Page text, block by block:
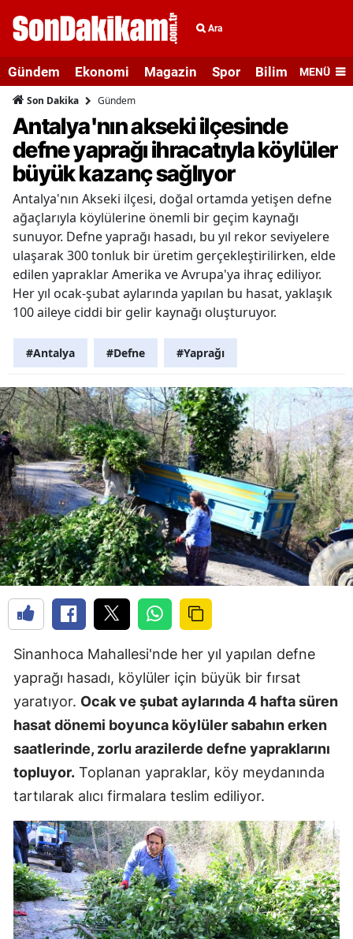
Ara
Gündem Ekonomi Magazin Spor Bilim veMENÜ
Son Dakika Gündem
Antalya'nın akseki ilçesinde
defne yaprağı ihracatıyla köylüler
büyük kazanç sağlıyor
Antalya'nın Akseki ilçesi, doğal ortamda yetişen defne
ağaçlarıyla köylülerine önemli bir geçim kaynağı
sunuyor. Defne yaprağı hasadı, bu yıl rekor seviyelere
ulaşarak 300 tonluk bir üretim gerçekleştirilirken, elde
edilen yapraklar Amerika ve Avrupa'ya ihraç ediliyor.
Her yıl ocak-şubat aylarında yapılan bu hasat, yaklaşık
100 aileye ciddi bir gelir kaynağı oluşturuyor.
#Antalya #Defne #Yaprağı
Sinanhoca Mahallesi'nde her yıl yapılan defne
yaprağı hasadı, köylüler için büyük bir fırsat
yaratıyor. Ocak ve şubat aylarında 4 hafta süren
hasat dönemi boyunca köylüler sabahın erken
saatlerinde, zorlu arazilerde defne yapraklarını
topluyor. Toplanan yapraklar, köy meydanında
tartılarak alıcı firmalara teslim ediliyor.